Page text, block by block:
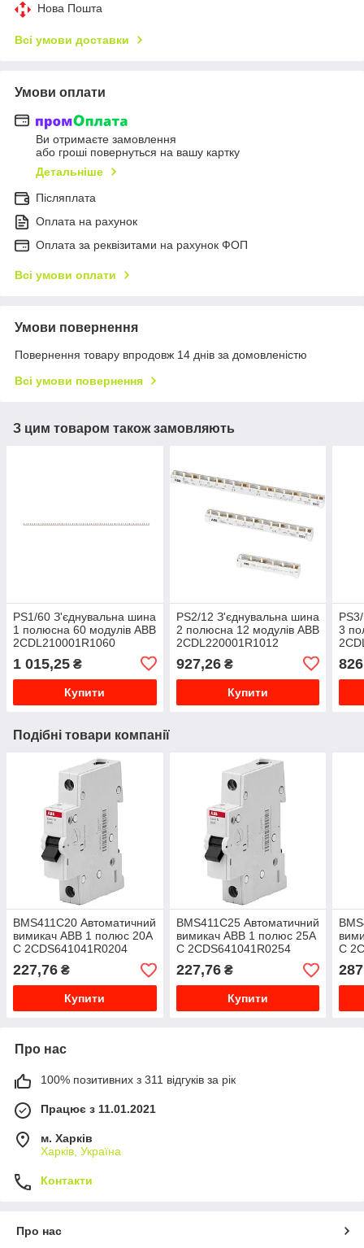
Нова Пошта
Всі умови доставки
Умови оплати
Ви отримаєте замовлення
або гроші повернуться на вашу картку
Детальніше
Післяплата
Оплата на рахунок
Оплата за реквізитами на рахунок ФОП
Всі умови оплати
Умови повернення
Повернення товару впродовж 14 днів за домовленістю
Всі умови повернення
З цим товаром також замовляють
PS1/60 З'єднувальна шина
1 полюсна 60 модулів ABB
2CDL210001R1060
1 015,25 ₴
Купити
PS2/12 З'єднувальна шина
2 полюсна 12 модулів ABB
2CDL220001R1012
927,26₴
Купити
3
Подібні товари компанії
BMS411C20 Автоматичний
вимикач ABB 1 полюс 20А
C 2CDS641041R0204
227,76 ₴
Купити
BMS411C25 Автоматичний
вимикач ABB 1 полюс 25А
C 2CDS641041R0254
227,76₴
Купити
C
Про нас
100% позитивних з 311 відгуків за рік
Працює з 11.01.2021
м. Харків
Харків, Україна
Контакти
Про нас